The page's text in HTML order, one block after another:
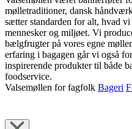
mølletraditioner, dansk
sætter standarden for alt, hvad
mennesker og miljøet. Vi
bælgfrugter på vores egne
erfaring i bagagen går vi også
inspirerende produkter til både
foodservice.
Valsemøllen for fagfolk Bageri